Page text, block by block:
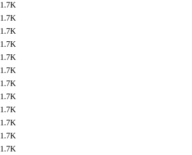
1.7K
1.7K
1.7K
1.7K
1.7K
1.7K
1.7K
1.7K
1.7K
1.7K
1.7K
1.7K